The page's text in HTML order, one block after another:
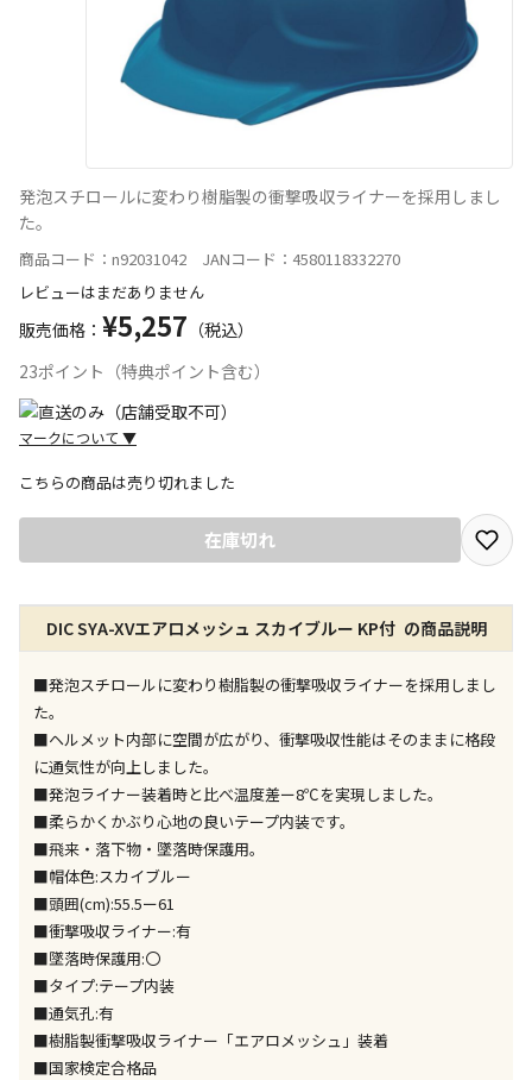
発泡スチロールに変わり樹脂製の衝撃吸収ライナーを採用しまし
た。
商品コード：n92031042 JANコード：4580118332270
レビューはまだありません
販売価格： ¥5,257 （税込）
23ポイント（特典ポイント含む）
マークについて ▼
宅配や店舗受取を選択できる商品です
店舗のみで受取できる商品です（宅配便でのお届けが
できません）
※同時購入の商品は、全て同じ店舗での受取となりま
す
お届けができません）
※同時購入の商品は、全て同じ店舗での受取となりま
す
委託業者によりお届けする商品です
※ほか商品との同時購入はできません。お手数です
が、ご購入手続きを分けてお買い求めください
※支払い方法の代金引換は選択できません。
※電話注文はできません。
宅配のみでお届けする商品です（店舗受取は選択でき
ません）
※「宅配・店舗受取」「宅配のみ」マークの商品のみ
同時購入が可能です
こちらの商品は売り切れました
在庫切れ
DIC SYA-XVエアロメッシュ スカイブルー KP付 の商品説明
■発泡スチロールに変わり樹脂製の衝撃吸収ライナーを採用しまし
た。
■ヘルメット内部に空間が広がり、衝撃吸収性能はそのままに格段
に通気性が向上しました。
■発泡ライナー装着時と比べ温度差ー8℃を実現しました。
■柔らかくかぶり心地の良いテープ内装です。
■飛来・落下物・墜落時保護用。
■帽体色:スカイブルー
■頭囲(cm):55.5ー61
■衝撃吸収ライナー:有
■墜落時保護用:〇
■タイプ:テープ内装
■通気孔:有
■樹脂製衝撃吸収ライナー「エアロメッシュ」装着
■国家検定合格品